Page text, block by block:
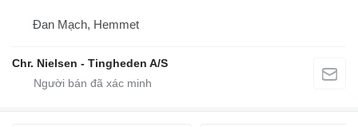
Đan Mạch, Hemmet
Chr. Nielsen - Tingheden A/S